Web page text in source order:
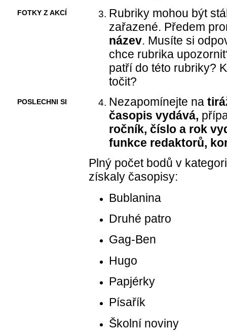
FOTKY Z AKCÍ
POSLECHNI SI
Rubriky mohou být
zařazené. Předem
název. Musíte si
chce rubrika
patří do této rubriky?
točit?
Nezapomínejte na
časopis vydává,
ročník, číslo a rok
funkce redaktorů,
Plný počet bodů v
získaly časopisy:
Bublanina
Druhé patro
Gag-Ben
Hugo
Papjérky
Písařík
Školní noviny